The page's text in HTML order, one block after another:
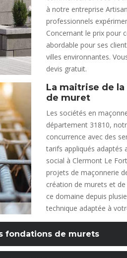
à notre entreprise
professionnels
Concernant le prix pour
abordable pour ses
villes environnantes.
devis gratuit.
La maitrise de
de muret
Les sociétés en
département 31810,
concurrence avec des
tarifs appliqués adaptés
social à Clermont Le
projets de maçonnerie
création de murets et
ce domaine depuis
technique adaptée à
fondations de murets